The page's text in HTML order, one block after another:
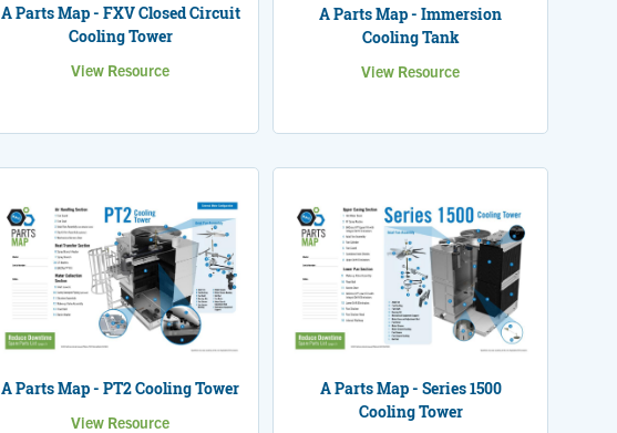
A Parts Map - FXV Closed Circuit
Cooling Tower
View Resource
A Parts Map - Immersion
Cooling Tank
View Resource
A Parts Map - PT2 Cooling Tower
View Resource
A Parts Map - Series 1500
Cooling Tower